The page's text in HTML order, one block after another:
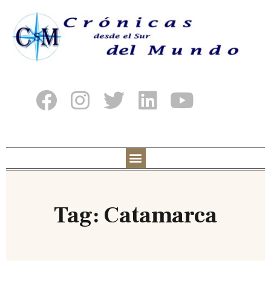
Tag: Catamarca